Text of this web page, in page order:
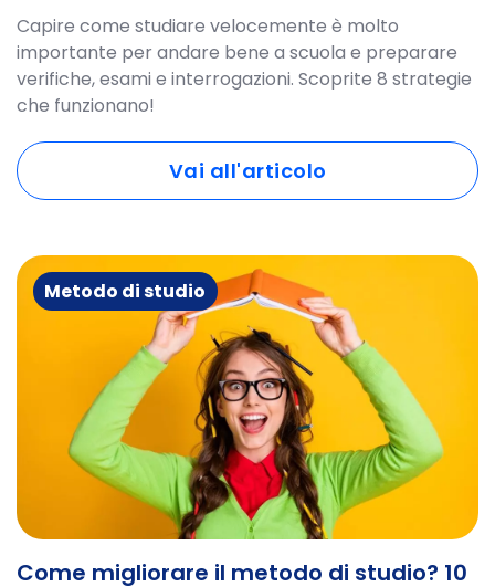
Capire come studiare velocemente è molto
importante per andare bene a scuola e preparare
verifiche, esami e interrogazioni. Scoprite 8 strategie
che funzionano!
Vai all'articolo
Metodo di studio
Come migliorare il metodo di studio? 10